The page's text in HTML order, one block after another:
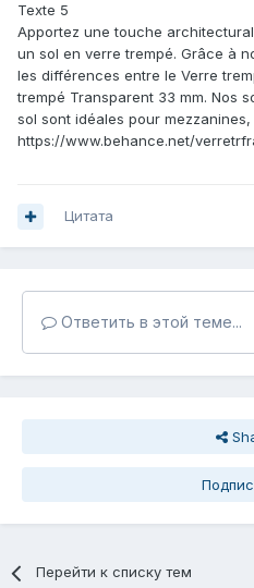
Texte 5
Apportez une touche
un sol en verre trempé. Grâce à
les différences entre le Verre
trempé Transparent 33 mm. Nos
sol sont idéales pour
https://www.behance.net/
Цитата
Ответить в этой теме...
Перейти к списку тем